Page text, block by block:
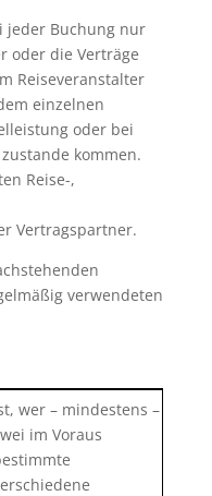
jeder Buchung nur
oder die Verträge
Reiseveranstalter
einzelnen
oder bei
kommen.
Reise-,
Vertragspartner.
verwendeten
wer – mindestens –
im Voraus